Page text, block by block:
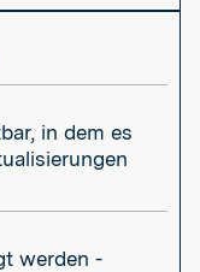
in dem es
werden -